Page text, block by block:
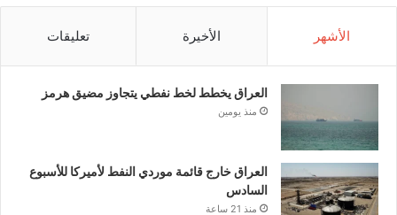
الأشهر الأخيرة تعليقات
العراق يخطط لخط نفطي يتجاوز مضيق هرمز
منذ يومين
العراق خارج قائمة موردي النفط لأميركا للأسبوع
السادس
منذ 21 ساعة